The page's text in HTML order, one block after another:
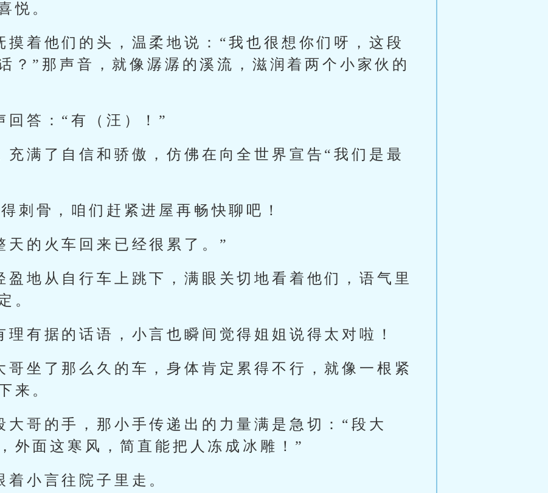
悦。
摸着他们的头，温柔地说：“我也很想你们呀，这段
？”那声音，就像潺潺的溪流，滋润着两个小家伙的
回答：“有（汪）！”
充满了自信和骄傲，仿佛在向全世界宣告“我们是最
刺骨，咱们赶紧进屋再畅快聊吧！
天的火车回来已经很累了。”
盈地从自行车上跳下，满眼关切地看着他们，语气里
。
理有据的话语，小言也瞬间觉得姐姐说得太对啦！
哥坐了那么久的车，身体肯定累得不行，就像一根紧
来。
大哥的手，那小手传递出的力量满是急切：“段大
外面这寒风，简直能把人冻成冰雕！”
着小言往院子里走。